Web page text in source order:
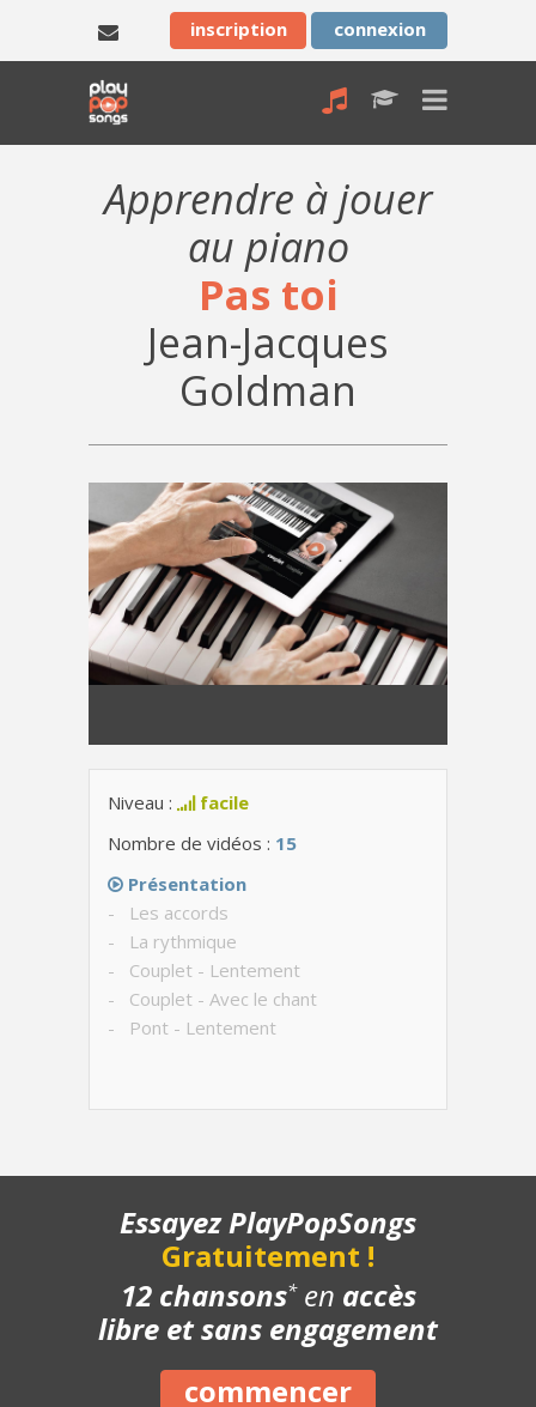
inscription connexion
Apprendre à jouer
au piano
Pas toi
Jean-Jacques
Goldman
Niveau :
facile
Nombre de vidéos : 15
Présentation
- Les accords
- La rythmique
- Couplet - Lentement
- Couplet - Avec le chant
- Pont - Lentement
- Refrain - Avec le chant
- Instrumental - A tempo
- Chanson complète
- Playback piano
- Bonus
Essayez PlayPopSongs
Gratuitement !
12 chansons*en accès
libre et sans engagement
commencer